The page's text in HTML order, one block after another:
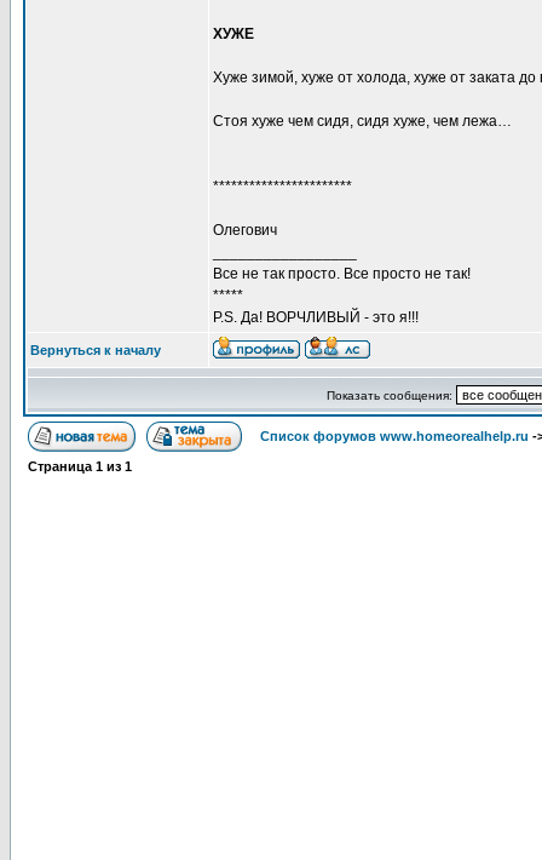
ХУЖЕ
Хуже зимой, хуже от холода, хуже от заката
Стоя хуже чем сидя, сидя хуже, чем лежа…
***********************
Олегович
Все не так просто. Все просто не так!
*****
P.S. Да! ВОРЧЛИВЫЙ - это я!!!
Вернуться к началу
Показать сообщения:
Список форумов www.homeorealhelp.ru -
Страница 1 из 1